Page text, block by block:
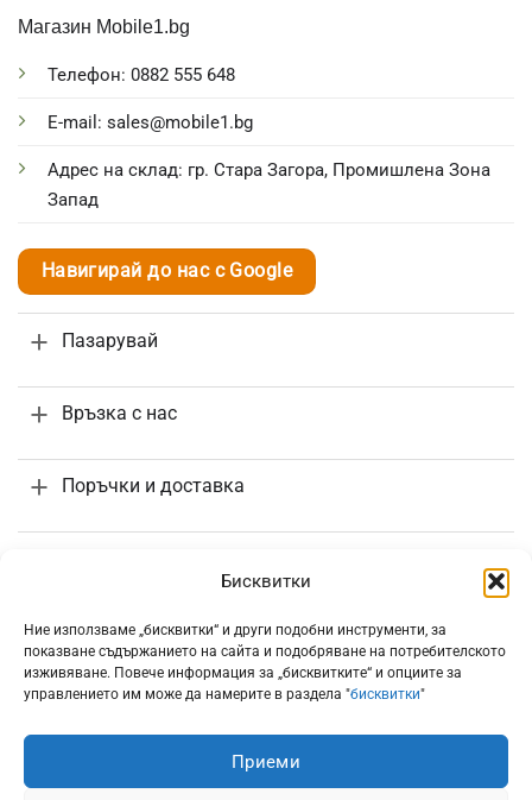
Бисквитки
Ние използваме „бисквитки“ и други подобни инструменти, за
показване съдържанието на сайта и подобряване на потребителското
изживяване. Повече информация за „бисквитките“ и опциите за
управлението им може да намерите в раздела "бисквитки"
Приеми
Магазин Mobile1.bg
Телефон: 0882 555 648
E-mail: sales@mobile1.bg
Адрес на склад: гр. Стара Загора, Промишлена Зона
Запад
Навигирай до нас с Google
Пазарувай
Връзка с нас
Поръчки и доставка